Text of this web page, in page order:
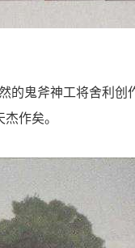
的鬼斧神工将舍利
作矣。